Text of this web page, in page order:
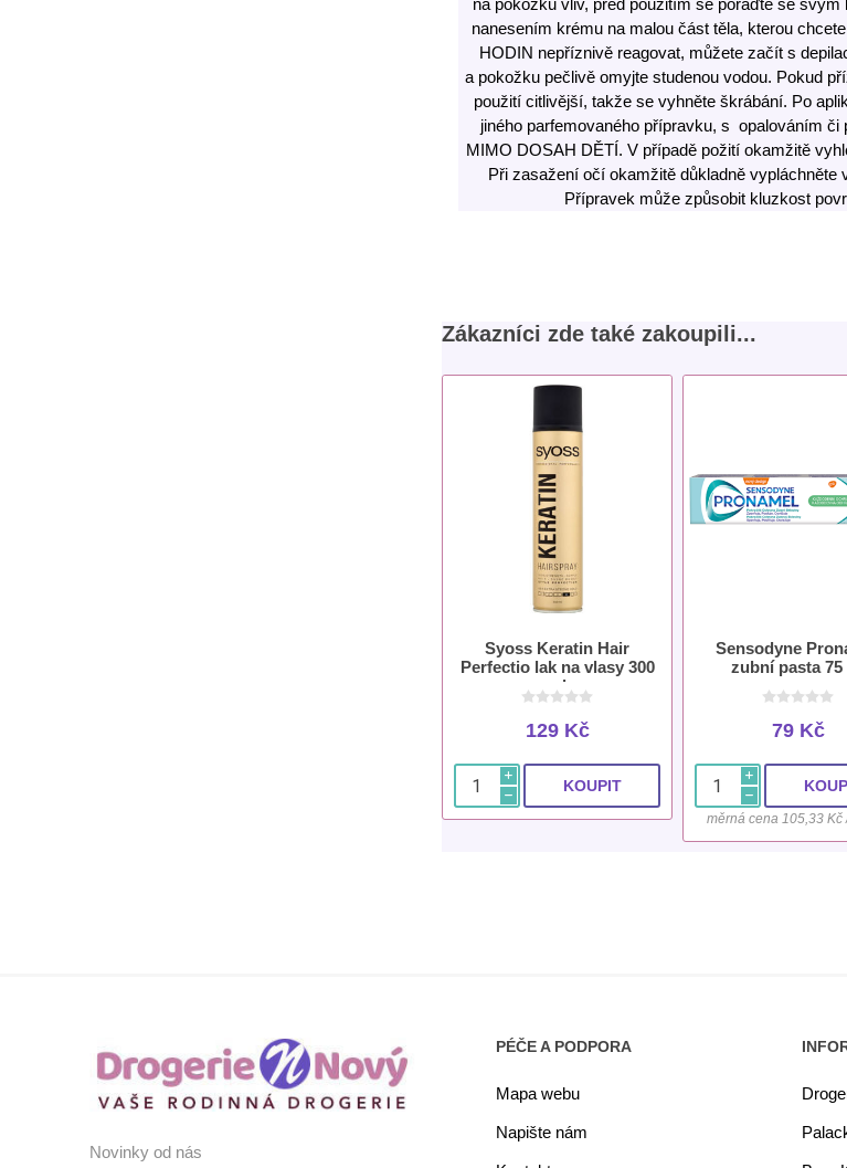
na pokožku vliv, před použitím se poraďte se
nanesením krému na malou část těla, kterou
HODIN nepříznivě reagovat, můžete začít s
a pokožku pečlivě omyjte studenou vodou. Pokud
použití citlivější, takže se vyhněte škrábání. Po
jiného parfemovaného přípravku, s opalováním
MIMO DOSAH DĚTÍ. V případě požití okamžitě
Při zasažení očí okamžitě důkladně
Přípravek může způsobit kluzkost
Zákazníci zde také zakoupili...
Syoss Keratin Hair
Perfectio lak na vlasy 300
ml
129 Kč
i
h
Sensodyne
zubní pasta 75
79 Kč
i
h
měrná cena 105,33 Kč
Novinky od nás
PÉČE A PODPORA
Mapa webu
Napište nám